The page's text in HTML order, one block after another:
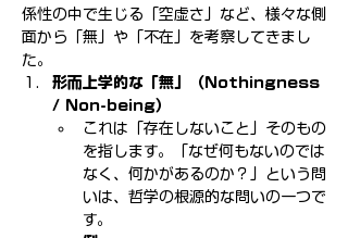
係性の中で生じる「空虚さ」など、様々な側
面から「無」や「不在」を考察してきまし
た。
形而上学的な「無」（Nothingness
/ Non-being）
これは「存在しないこと」そのもの
を指します。「なぜ何もないのでは
なく、何かがあるのか？」という問
いは、哲学の根源的な問いの一つで
す。